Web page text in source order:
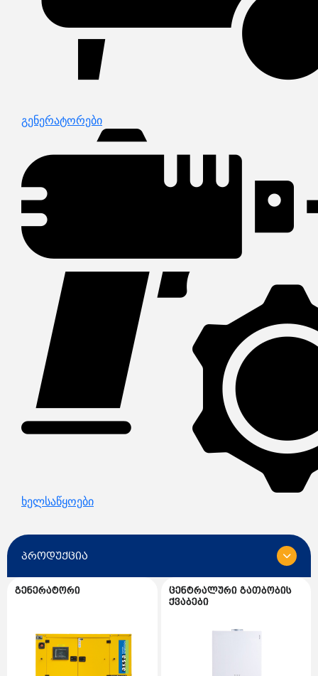
გენერატორები
ხელსაწყოები
პროდუქცია
ყველა
გენერატორის სათადარიგო ნაწილები
ცენტრალური გათბობის ქვაბები
გენერატორი
ცენტრალური გათბობის
ქვაბები